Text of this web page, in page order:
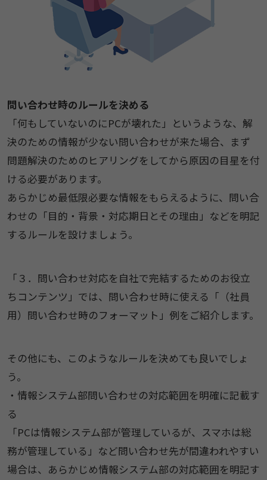
問い合わせ時のルールを決める
「何もしていないのにPCが壊れた」というような、解
決のための情報が少ない問い合わせが来た場合、まず
問題解決のためのヒアリングをしてから原因の目星を付
ける必要があります。
あらかじめ最低限必要な情報をもらえるように、問い合
わせの「目的・背景・対応期日とその理由」などを明記
するルールを設けましょう。
「３．問い合わせ対応を自社で完結するためのお役立
ちコンテンツ」では、問い合わせ時に使える「（社員
用）問い合わせ時のフォーマット」例をご紹介します。
その他にも、このようなルールを決めても良いでしょ
う。
・情報システム部問い合わせの対応範囲を明確に記載す
る
「PCは情報システム部が管理しているが、スマホは総
務が管理している」など問い合わせ先が間違われやすい
場合は、あらかじめ情報システム部の対応範囲を明記す